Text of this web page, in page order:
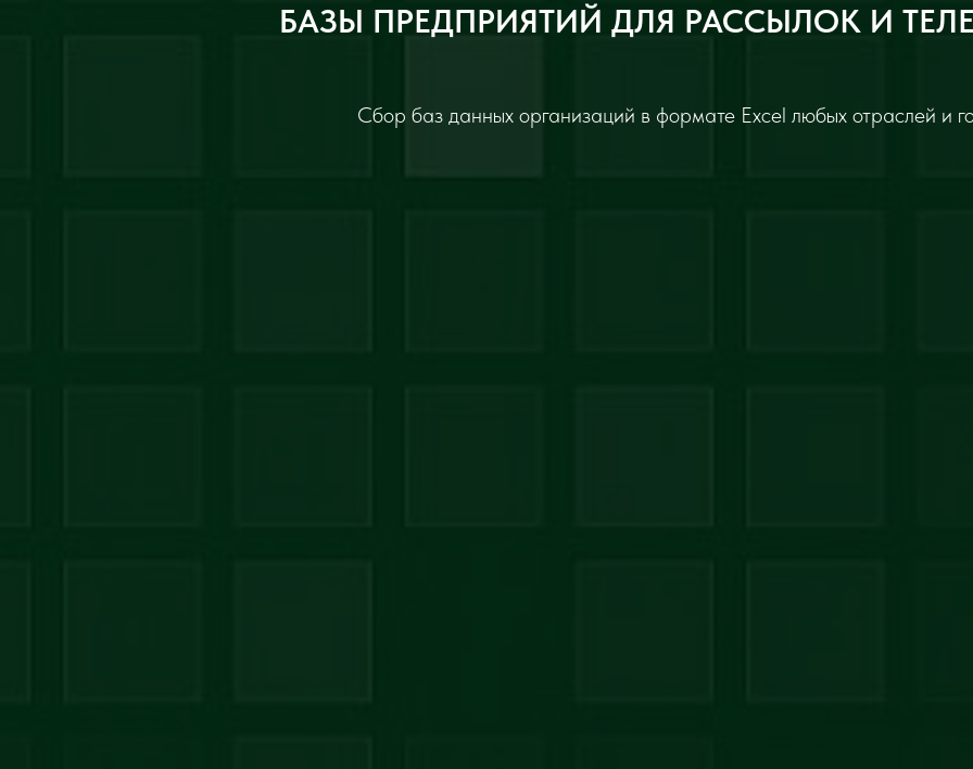
БАЗЫ ПРЕДПРИЯТИЙ ДЛЯ РАССЫЛОК И
Сбор баз данных организаций в формате Excel любых отраслей и